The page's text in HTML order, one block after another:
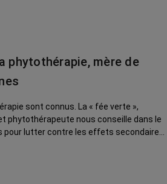
phytothérapie, mère de
sont connus. La « fée verte »,
phytothérapeute nous conseille dans le
pour lutter contre les effets secondaires